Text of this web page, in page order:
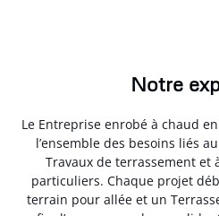
Notre
Le Entreprise enrobé à chaud
l’ensemble des besoins liés
Travaux de terrassement et
particuliers. Chaque projet
terrain pour allée et un